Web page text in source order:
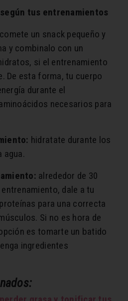
tus entrenamientos
comete un snack pequeño y
y combinalo con un
si el entrenamiento
De esta forma, tu cuerpo
durante el
necesarios para
hidratate durante los
agua.
alrededor de 30
dale a tu
para una correcta
Si no es hora de
es tomarte un batido
ingredientes